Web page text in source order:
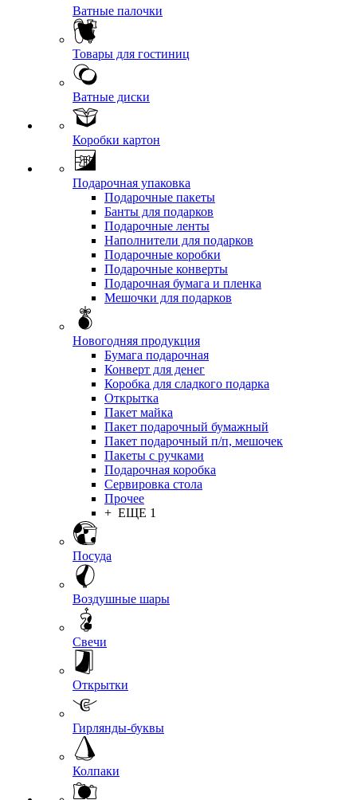
Ватные палочки
Товары для гостиниц
Ватные диски
Коробки картон
Подарочная упаковка
Подарочные пакеты
Банты для подарков
Подарочные ленты
Наполнители для подарков
Подарочные коробки
Подарочные конверты
Подарочная бумага и пленка
Мешочки для подарков
Новогодняя продукция
Бумага подарочная
Конверт для денег
Коробка для сладкого подарка
Открытка
Пакет майка
Пакет подарочный бумажный
Пакет подарочный п/п, мешочек
Пакеты с ручками
Подарочная коробка
Сервировка стола
Прочее
+ ЕЩЕ 1
Посуда
Воздушные шары
Свечи
Открытки
Гирлянды-буквы
Колпаки